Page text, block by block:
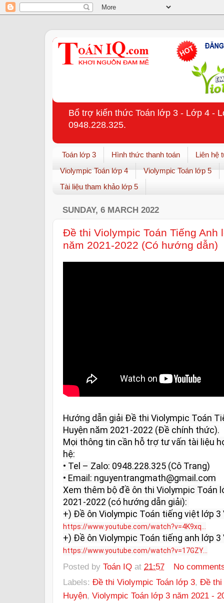
Bổ trợ kiến thức Toán lớp 3 - Lớp 4 -
0948.228.325.
Toán lớp 3 Hình thức thanh toán
Liên hệ
Violympic Toán lớp 4
Violympic Toán lớp 5
Tài liệu tham khảo lớp 5
SUNDAY, 6 MARCH 2022
Đề thi Violympic Toán Tiếng Anh
năm 2021-2022 (Có hướng dẫn)
Hướng dẫn giải Đề thi Violympic Toán
Huyện năm 2021-2022 (Đề chính thức).
Mọi thông tin cần hỗ trợ tư vấn tài liệu
hệ:
• Tel – Zalo: 0948.228.325 (Cô Trang)
• Email: nguyentrangmath@gmail.com
Xem thêm bộ đề ôn thi Violympic Toán
2021-2022 (có hướng dẫn giải):
https://www.youtube.com/watch?v=4K9xq...
https://www.youtube.com/watch?v=17GZY...
Posted by Toán IQ at 21:57
No
Labels: Đề thi Violympic Toán lớp 3, Đề thi
Huyện, Violympic Toán lớp 3 năm 2021 -